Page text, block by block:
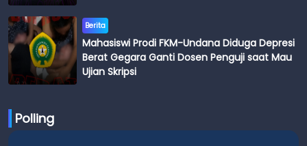
Berita
Mahasiswi Prodi FKM-Undana Diduga Depresi
Berat Gegara Ganti Dosen Penguji saat Mau
Ujian Skripsi
Polling